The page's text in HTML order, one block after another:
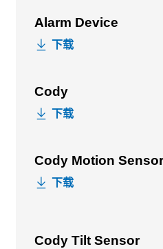
Alarm Device
下载
Cody
下载
Cody Motion Sensor
下载
Cody Tilt Sensor